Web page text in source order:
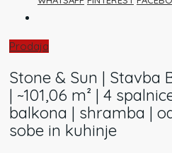
Prodaja
Stone & Sun | Stavba
| ~101,06 m² | 4
balkona | shramba |
sobe in kuhinje